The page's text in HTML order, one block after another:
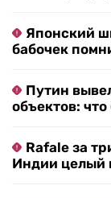
Японский
бабочек
Путин
объектов:
Rafale за
Индии целый